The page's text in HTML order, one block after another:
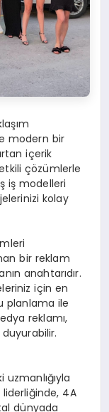
modern bir
içerik
çözümlerle
iş modelleri
kolay
bir reklam
anahtarıdır.
için en
planlama ile
reklamı,
4A
dünyada